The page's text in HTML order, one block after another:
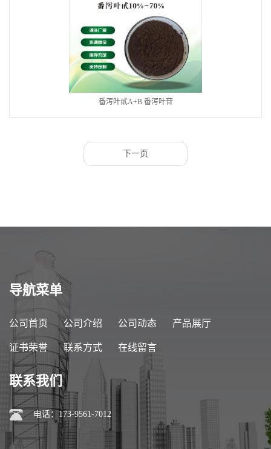
番泻叶甙A+B 番泻叶苷
下一页
导航菜单
公司首页 公司介绍 公司动态 产品展厅
证书荣誉 联系方式 在线留言
联系我们
电话：173-9561-7012